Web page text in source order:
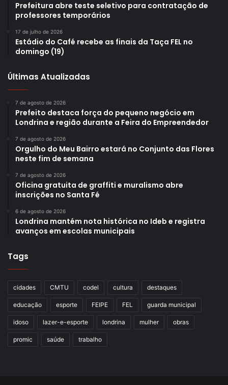
Prefeitura abre teste seletivo para contratação de
professores temporários
17 de julho de 2026
Estádio do Café recebe as finais da Taça FEL no
domingo (19)
Últimas Atualizadas
7 de agosto de 2026
Prefeito destaca força do pequeno negócio em
Londrina e região durante a Feira do Empreendedor
7 de agosto de 2026
Orgulho do Meu Bairro estará no Conjunto das Flores
neste fim de semana
7 de agosto de 2026
Oficina gratuita de graffiti e muralismo abre
inscrições no Santa Fé
6 de agosto de 2026
Londrina mantém nota histórica no Ideb e registra
avanços em escolas municipais
Tags
cidades CMTU codel cultura destaques
educação esporte FEIPE FEL guarda municipal
idoso lazer-e-esporte londrina mulher obras
promic saúde trabalho